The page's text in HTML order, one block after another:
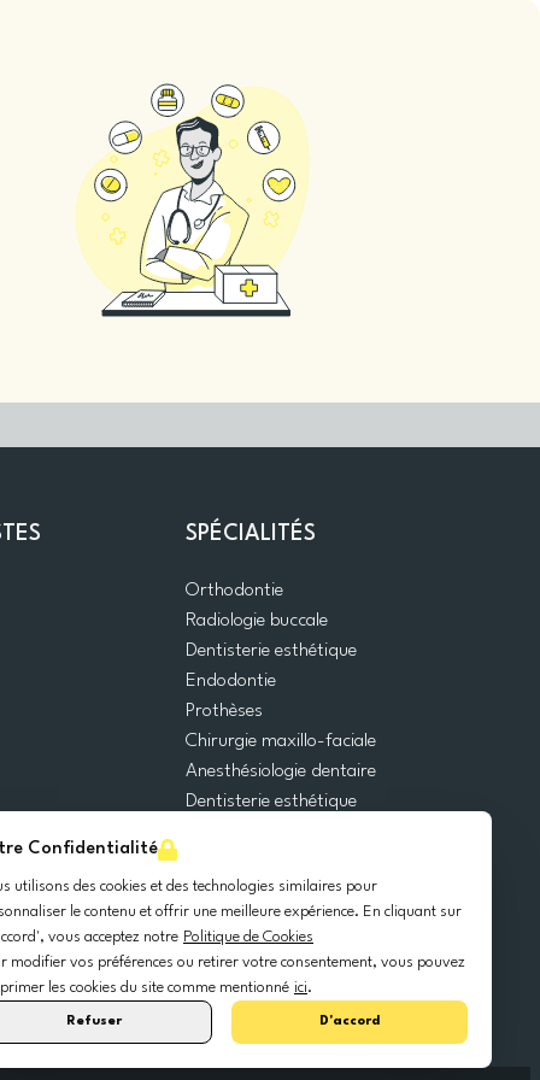
Confidentialité
utilisons des cookies et des technologies similaires pour
le contenu et offrir une meilleure expérience. En cliquant sur
vous acceptez notre Politique de Cookies
modifier vos préférences ou retirer votre consentement, vous pouvez
les cookies du site comme mentionné ici.
Refuser D'accord
SPÉCIALITÉS
Orthodontie
Radiologie buccale
Dentisterie esthétique
Endodontie
Prothèses
Chirurgie maxillo-faciale
Anesthésiologie dentaire
Dentisterie esthétique
Odontopédiatrie
Chirurgie orale
Implantologie dentaire
Parodontie